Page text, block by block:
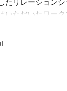
ば、こういう計
データをきちん